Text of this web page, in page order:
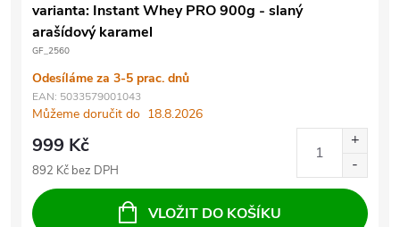
varianta: Instant Whey PRO 900g - slaný
arašídový karamel
GF_2560
Odesíláme za 3-5 prac. dnů
EAN: 5033579001043
Můžeme doručit do 18.8.2026
999 Kč
892 Kč bez DPH
VLOŽIT DO KOŠÍKU